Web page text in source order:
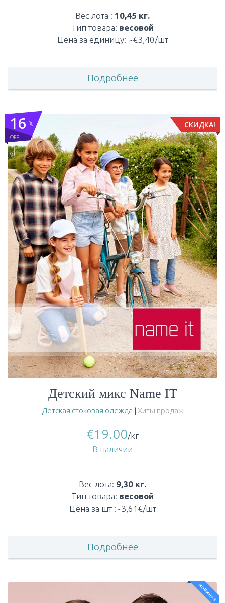
Вес лота : 10,45 кг.
Тип товара: весовой
Цена за единицу: ~€3,40/шт
Подробнее
СКИДКА!
%
OFF
16
Детский микс Name IT
Детская стоковая одежда | Хиты продаж
€19.00/кг
В наличии
Вес лота: 9,30 кг.
Тип товара: весовой
Цена за шт :~3,61€/шт
Подробнее
новинка